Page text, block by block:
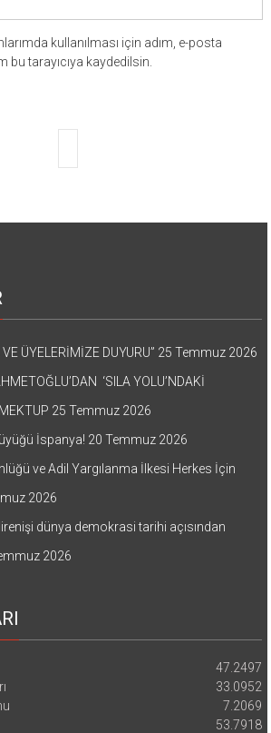
kullanılması için adım, e-posta
bu tarayıcıya kaydedilsin.
ÜYELERİMİZE DUYURU” 25 Temmuz 2026
‘SILA YOLU’NDAKİ
25 Temmuz 2026
İspanya! 20 Temmuz 2026
ve Adil Yargılanma İlkesi Herkes İçin
2026
dünya demokrasi tarihi açısından
2026
47.2497
33.0952
7.2069
53.7918